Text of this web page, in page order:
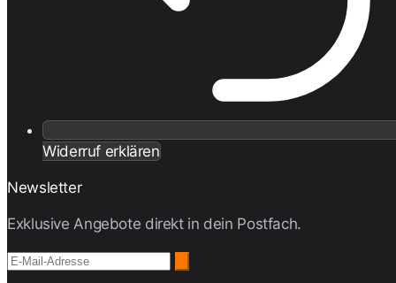
Widerruf erklären
Newsletter
Exklusive Angebote direkt in dein Postfach.